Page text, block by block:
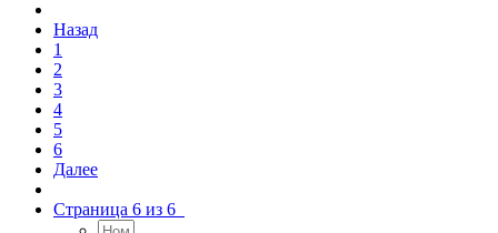
Назад
1
2
3
4
5
6
Далее
Страница 6 из 6